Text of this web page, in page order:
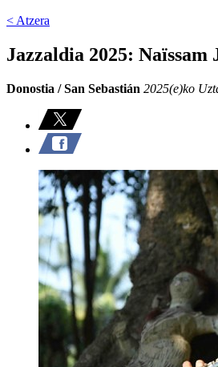
< Atzera
Jazzaldia 2025: Naïssam
Donostia / San Sebastián 2025(e)ko